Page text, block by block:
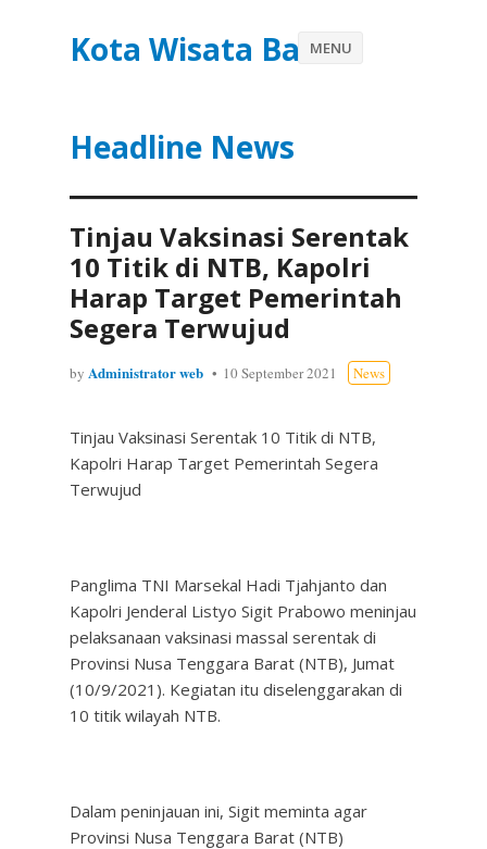
Kota Wisata Batu
Headline News
MENU
Tinjau Vaksinasi Serentak
10 Titik di NTB, Kapolri
Harap Target Pemerintah
Segera Terwujud
by Administrator web 10 September 2021 News
Tinjau Vaksinasi Serentak 10 Titik di NTB,
Kapolri Harap Target Pemerintah Segera
Terwujud
Panglima TNI Marsekal Hadi Tjahjanto dan
Kapolri Jenderal Listyo Sigit Prabowo meninjau
pelaksanaan vaksinasi massal serentak di
Provinsi Nusa Tenggara Barat (NTB), Jumat
(10/9/2021). Kegiatan itu diselenggarakan di
10 titik wilayah NTB.
Dalam peninjauan ini, Sigit meminta agar
Provinsi Nusa Tenggara Barat (NTB)